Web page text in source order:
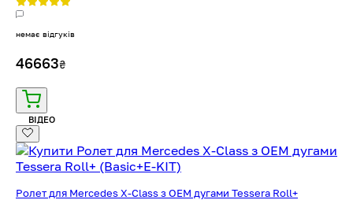
немає відгуків
46663₴
ВІДЕО
Ролет для Mercedes X-Class з OEM дугами Tessera Roll+